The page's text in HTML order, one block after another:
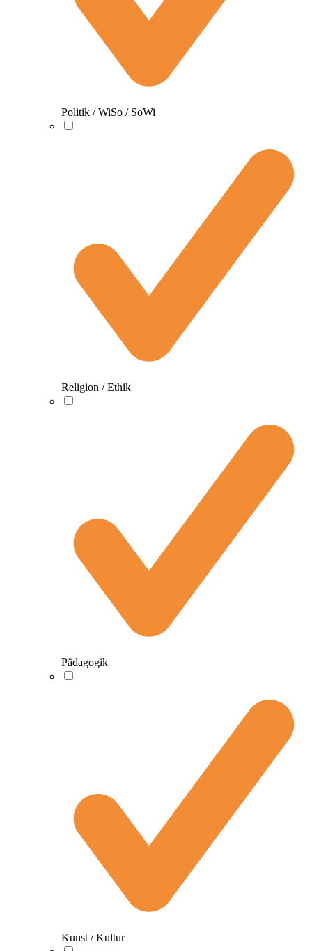
Politik / WiSo / SoWi
Religion / Ethik
Pädagogik
Kunst / Kultur